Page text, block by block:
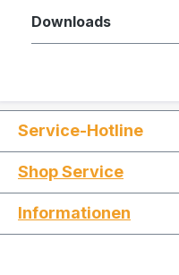
Downloads
Service-Hotline
Shop Service
Informationen